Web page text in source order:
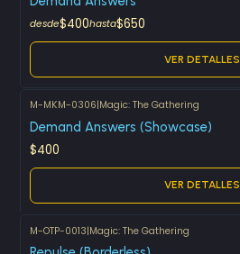
desde$400hasta$650
VER DETALLES
Agotado
M-MKM-0306|Magic: The Gathering
Demand Answers (Showcase)
$400
VER DETALLES
M-OTP-0013|Magic: The Gathering